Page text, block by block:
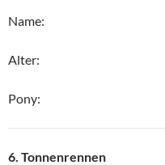
Name:
Alter:
Pony:
6. Tonnenrennen